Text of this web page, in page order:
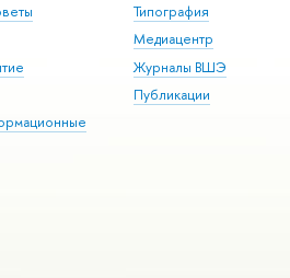
Типография
Медиацентр
Журналы ВШЭ
Публикации